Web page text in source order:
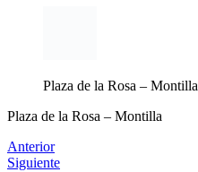
Plaza de la Rosa – Montilla
Plaza de la Rosa – Montilla
Anterior
Siguiente